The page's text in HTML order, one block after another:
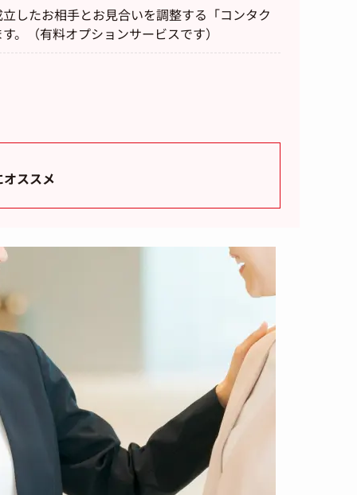
したお相手とお見合いを調整する「コンタク
。（有料オプションサービスです）
ススメ